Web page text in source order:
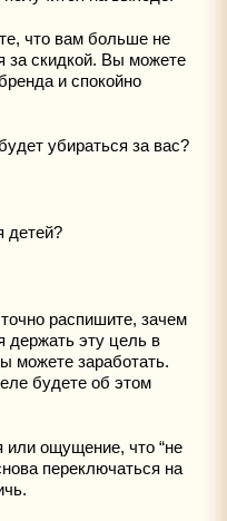
что вам больше не
за скидкой. Вы можете
и спокойно
убираться за вас?
детей?
распишите, зачем
держать эту цель в
можете заработать.
будете об этом
или ощущение, что “не
переключаться на